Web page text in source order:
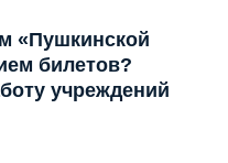
«Пушкинской
билетов?
учреждений